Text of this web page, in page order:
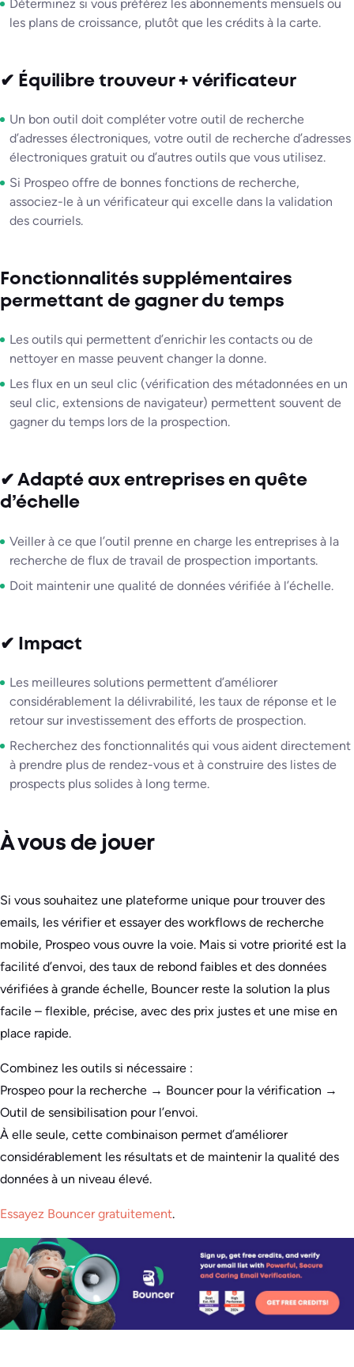
Déterminez si vous préférez les abonnements mensuels ou
les plans de croissance, plutôt que les crédits à la carte.
✔ Équilibre trouveur + vérificateur
Un bon outil doit compléter votre outil de recherche
d’adresses électroniques, votre outil de recherche d’adresses
électroniques gratuit ou d’autres outils que vous utilisez.
Si Prospeo offre de bonnes fonctions de recherche,
associez-le à un vérificateur qui excelle dans la validation
des courriels.
Fonctionnalités supplémentaires
permettant de gagner du temps
Les outils qui permettent d’enrichir les contacts ou de
nettoyer en masse peuvent changer la donne.
Les flux en un seul clic (vérification des métadonnées en un
seul clic, extensions de navigateur) permettent souvent de
gagner du temps lors de la prospection.
✔ Adapté aux entreprises en quête
d’échelle
Veiller à ce que l’outil prenne en charge les entreprises à la
recherche de flux de travail de prospection importants.
Doit maintenir une qualité de données vérifiée à l’échelle.
✔ Impact
Les meilleures solutions permettent d’améliorer
considérablement la délivrabilité, les taux de réponse et le
retour sur investissement des efforts de prospection.
Recherchez des fonctionnalités qui vous aident directement
à prendre plus de rendez-vous et à construire des listes de
prospects plus solides à long terme.
À vous de jouer
Si vous souhaitez une plateforme unique pour trouver des
emails, les vérifier et essayer des workflows de recherche
mobile, Prospeo vous ouvre la voie. Mais si votre priorité est la
facilité d’envoi, des taux de rebond faibles et des données
vérifiées à grande échelle, Bouncer reste la solution la plus
facile – flexible, précise, avec des prix justes et une mise en
place rapide.
Combinez les outils si nécessaire :
Prospeo pour la recherche → Bouncer pour la vérification →
Outil de sensibilisation pour l’envoi.
À elle seule, cette combinaison permet d’améliorer
considérablement les résultats et de maintenir la qualité des
données à un niveau élevé.
Essayez Bouncer gratuitement.